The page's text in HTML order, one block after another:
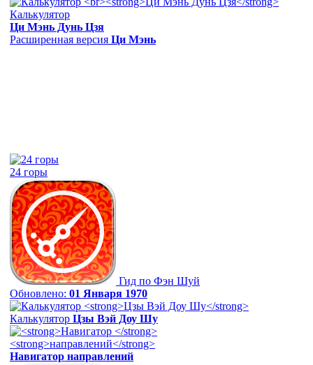
Калькулятор
Ци Мэнь Дунь Цзя
Расширенная версия Ци Мэнь
24 горы
Гид по Фэн Шуй
Обновлено: 01 Января 1970
Калькулятор Цзы Вэй Доу Шу
Навигатор направлений